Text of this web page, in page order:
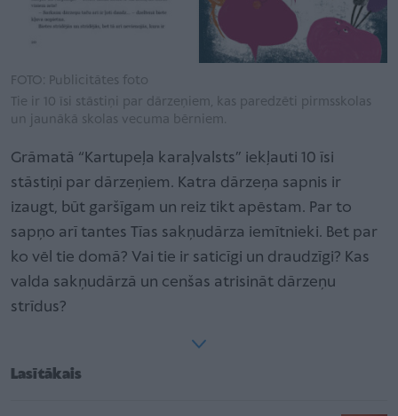
FOTO: Publicitātes foto
Tie ir 10 īsi stāstiņi par dārzeņiem, kas paredzēti pirmsskolas
un jaunākā skolas vecuma bērniem.
Grāmatā “Kartupeļa karaļvalsts” iekļauti 10 īsi
stāstiņi par dārzeņiem. Katra dārzeņa sapnis ir
izaugt, būt garšīgam un reiz tikt apēstam. Par to
sapņo arī tantes Tīas sakņudārza iemītnieki. Bet par
ko vēl tie domā? Vai tie ir saticīgi un draudzīgi? Kas
valda sakņudārzā un cenšas atrisināt dārzeņu
strīdus?
Lasītākais